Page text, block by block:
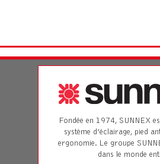
Fondée en 1974, SUNNEX
système d’éclairage, pied
ergonomie. Le groupe
dans le monde